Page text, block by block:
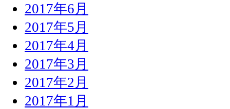
2017年6月
2017年5月
2017年4月
2017年3月
2017年2月
2017年1月